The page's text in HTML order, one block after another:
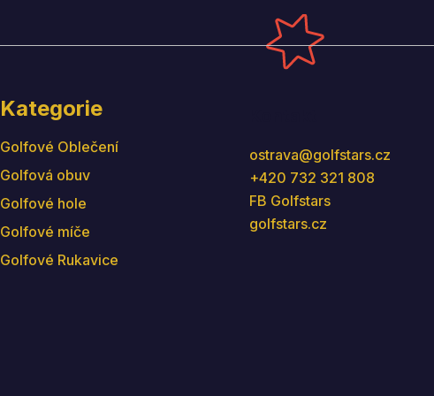
Kategorie
Golfové Oblečení
Golfová obuv
Golfové hole
Golfové míče
Golfové Rukavice
ostrava@golfstars.cz
+420 732 321 808
FB Golfstars
golfstars.cz